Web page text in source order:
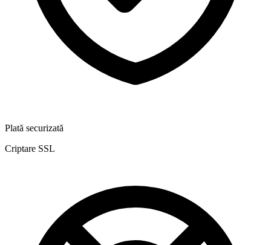
Plată securizată
Criptare SSL